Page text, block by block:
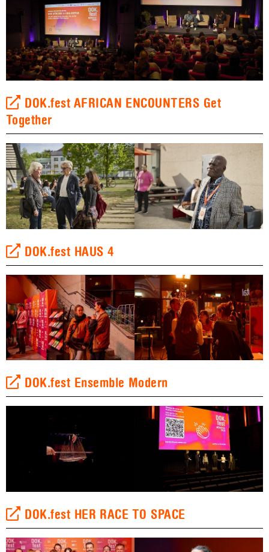
DOK.fest AFRICAN ENCOUNTERS Get
Together
DOK.fest HAUS 4
DOK.fest Ensemble Modern
DOK.fest HER RACE TO SPACE